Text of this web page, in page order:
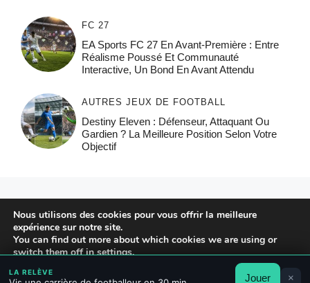
FC 27
EA Sports FC 27 En Avant-Première : Entre
Réalisme Poussé Et Communauté
Interactive, Un Bond En Avant Attendu
AUTRES JEUX DE FOOTBALL
Destiny Eleven : Défenseur, Attaquant Ou
Gardien ? La Meilleure Position Selon Votre
Objectif
© 2026 FPFRANCE.COM
MENTIONS LÉGALES
POLITIQUE DE CONFIDENTIALITÉ
Nous utilisons des cookies pour vous offrir la meilleure
expérience sur notre site.
You can find out more about which cookies we are using or
switch them off insettings.
Accepter Rejeter Réglages
LA RELÈVE Jouer ×